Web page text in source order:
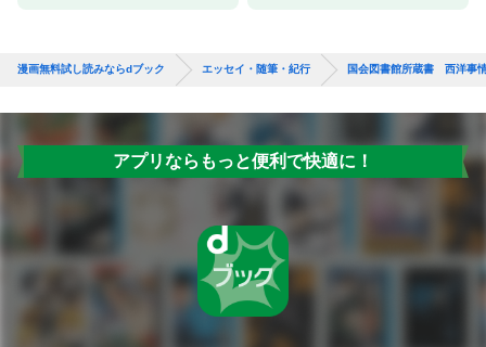
漫画無料試し読みならdブック エッセイ・随筆・紀行 国会図書館所蔵書 西洋事
アプリならもっと便利で快適に！